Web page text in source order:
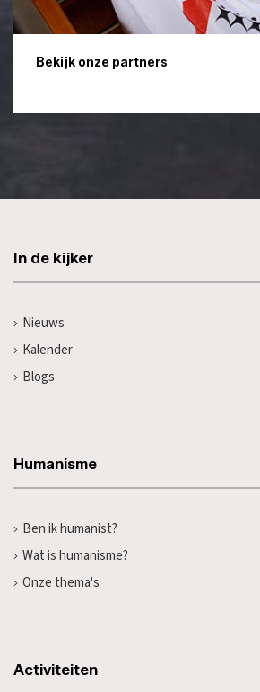
Bekijk onze partners
In de kijker
Nieuws
Kalender
Blogs
Humanisme
Ben ik humanist?
Wat is humanisme?
Onze thema's
Activiteiten